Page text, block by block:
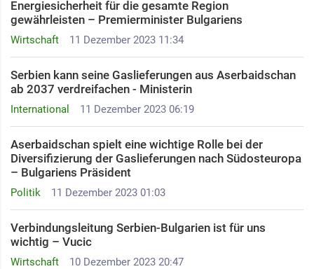
Wirtschaft 11 Dezember 2023 11:34
Energiesicherheit für die gesamte Region
gewährleisten – Premierminister Bulgariens
International 11 Dezember 2023 06:19
Serbien kann seine Gaslieferungen aus Aserbaidschan
ab 2037 verdreifachen - Ministerin
Politik 11 Dezember 2023 01:03
Aserbaidschan spielt eine wichtige Rolle bei der
Diversifizierung der Gaslieferungen nach Südosteuropa
– Bulgariens Präsident
Wirtschaft 10 Dezember 2023 20:47
Verbindungsleitung Serbien-Bulgarien ist für uns
wichtig – Vucic